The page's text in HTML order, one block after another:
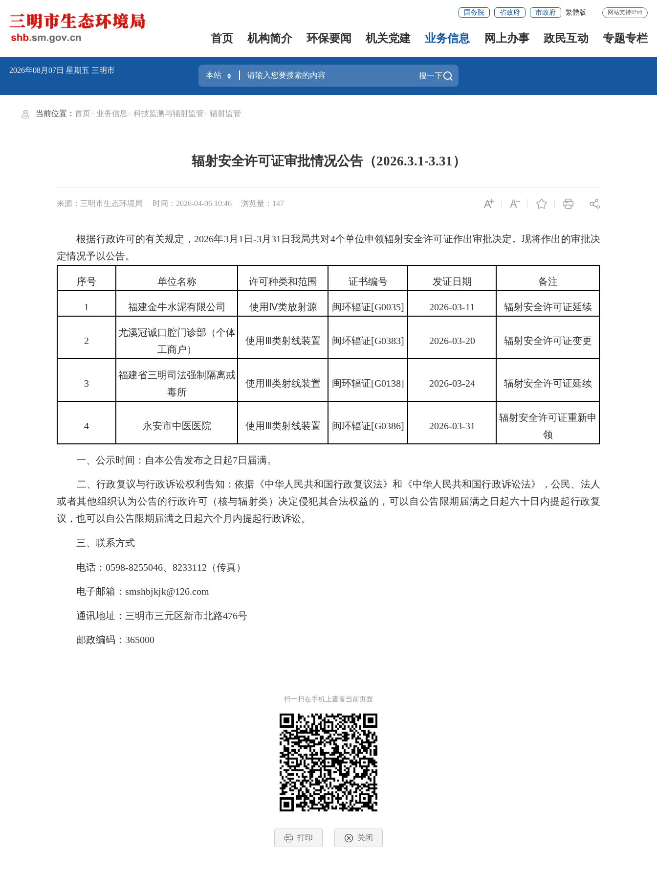
国务院 省政府 市政府 繁體版 网站支持IPv6
首页 机构简介 环保要闻 机关党建 业务信息 网上办事 政民互动 专题专栏
2026年08月07日星期五 三明市
搜一下
当前位置：首页 业务信息 科技监测与辐射监管 辐射监管
辐射安全许可证审批情况公告（2026.3.1-3.31）
来源：三明市生态环境局 时间：2026-04-06 10:46 浏览量：147
根据行政许可的有关规定，2026年3月1日-3月31日我局共对4个单位申领辐射安全许可证作出审批决定。现将作出的审批决
定情况予以公告。
序号 单位名称 许可种类和范围 证书编号 发证日期 备注
1 福建金牛水泥有限公司 使用Ⅳ类放射源 闽环辐证[G0035] 2026-03-11 辐射安全许可证延续
2
尤溪冠诚口腔门诊部（个体
工商户）
使用Ⅲ类射线装置 闽环辐证[G0383] 2026-03-20 辐射安全许可证变更
3
福建省三明司法强制隔离戒
毒所
使用Ⅲ类射线装置 闽环辐证[G0138] 2026-03-24 辐射安全许可证延续
4 永安市中医医院 使用Ⅲ类射线装置 闽环辐证[G0386] 2026-03-31
辐射安全许可证重新申
领
一、公示时间：自本公告发布之日起7日届满。
二、行政复议与行政诉讼权利告知：依据《中华人民共和国行政复议法》和《中华人民共和国行政诉讼法》，公民、法人
或者其他组织认为公告的行政许可（核与辐射类）决定侵犯其合法权益的，可以自公告限期 届满之日起六十日内提起行政复
议，也可以自公告限期 届满之日起六个月内提起行政诉讼。
三、联系方式
电话：0598-8255046、8233112（传真）
电子邮箱：smshbjkjk@126.com
通讯地址：三明市三元区新市北路476号
邮政编码：365000
扫一扫在手机上查看当前页面
打印 关闭